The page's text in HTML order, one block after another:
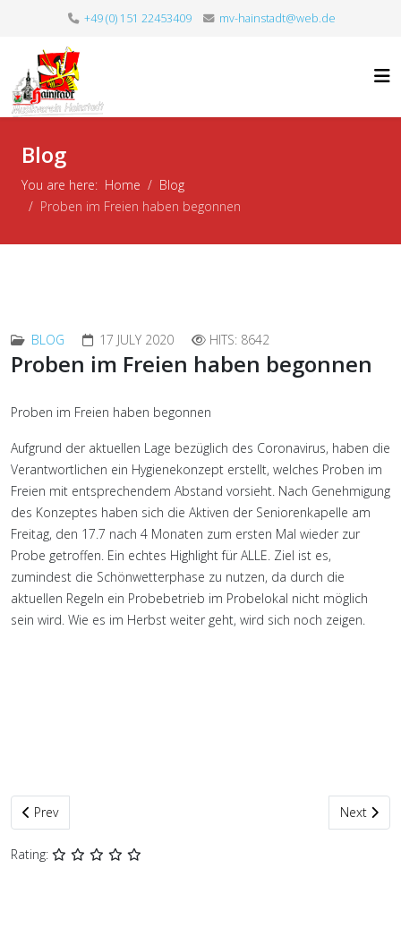
+49 (0) 151 22453409 mv-hainstadt@web.de
Blog
You are here: Home
Blog
Proben im Freien haben begonnen
BLOG 17 JULY 2020 HITS: 8642
Proben im Freien haben begonnen
Proben im Freien haben begonnen
Aufgrund der aktuellen Lage bezüglich des Coronavirus, haben die
Verantwortlichen ein Hygienekonzept erstellt, welches Proben im
Freien mit entsprechendem Abstand vorsieht. Nach Genehmigung
des Konzeptes haben sich die Aktiven der Seniorenkapelle am
Freitag, den 17.7 nach 4 Monaten zum ersten Mal wieder zur
Probe getroffen. Ein echtes Highlight für ALLE. Ziel ist es,
zumindest die Schönwetterphase zu nutzen, da durch die
aktuellen Regeln ein Probebetrieb im Probelokal nicht möglich
sein wird. Wie es im Herbst weiter geht, wird sich noch zeigen.
Previous article: Musikalischer Adventszauber bereitete viel
Prev Next
Next
Rating: